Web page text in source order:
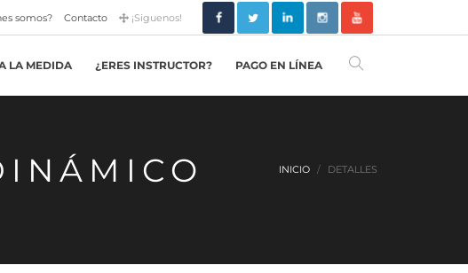
somos? Contacto ¡Siguenos!
LA MEDIDA ¿ERES INSTRUCTOR? PAGO EN LÍNEA
INICIO DETALLES